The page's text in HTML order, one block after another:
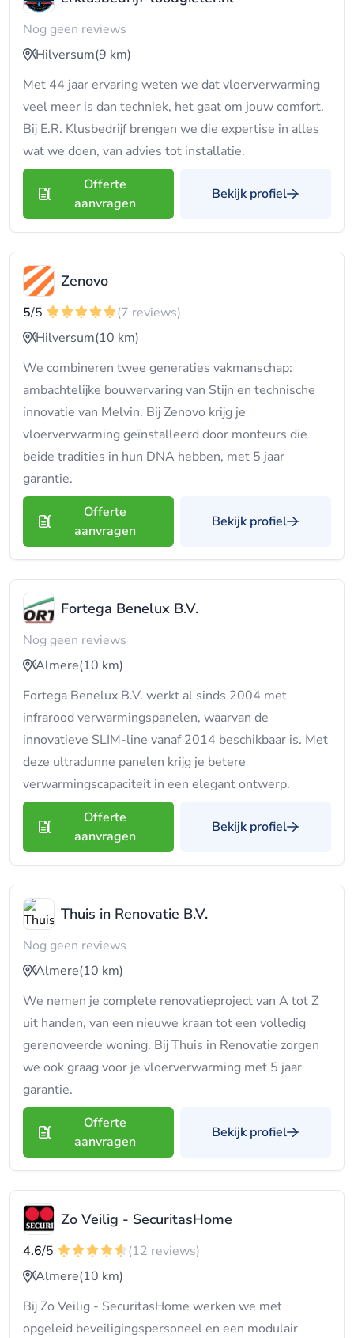
Nog geen reviews
Hilversum(9 km)
Met 44 jaar ervaring weten we dat vloerverwarming
veel meer is dan techniek, het gaat om jouw comfort.
Bij E.R. Klusbedrijf brengen we die expertise in alles
wat we doen, van advies tot installatie.
Offerte
aanvragen
Bekijk profiel
Zenovo
5/5
(7 reviews)
Hilversum(10 km)
We combineren twee generaties vakmanschap:
ambachtelijke bouwervaring van Stijn en technische
innovatie van Melvin. Bij Zenovo krijg je
vloerverwarming geïnstalleerd door monteurs die
beide tradities in hun DNA hebben, met 5 jaar
garantie.
Offerte
aanvragen
Bekijk profiel
Fortega Benelux B.V.
Nog geen reviews
Almere(10 km)
Fortega Benelux B.V. werkt al sinds 2004 met
infrarood verwarmingspanelen, waarvan de
innovatieve SLIM-line vanaf 2014 beschikbaar is. Met
deze ultradunne panelen krijg je betere
verwarmingscapaciteit in een elegant ontwerp.
Offerte
aanvragen
Bekijk profiel
Thuis in Renovatie B.V.
Nog geen reviews
Almere(10 km)
We nemen je complete renovatieproject van A tot Z
uit handen, van een nieuwe kraan tot een volledig
gerenoveerde woning. Bij Thuis in Renovatie zorgen
we ook graag voor je vloerverwarming met 5 jaar
garantie.
Offerte
aanvragen
Bekijk profiel
Zo Veilig - SecuritasHome
4.6/5
(12 reviews)
Almere(10 km)
Bij Zo Veilig - SecuritasHome werken we met
opgeleid beveiligingspersoneel en een modulair